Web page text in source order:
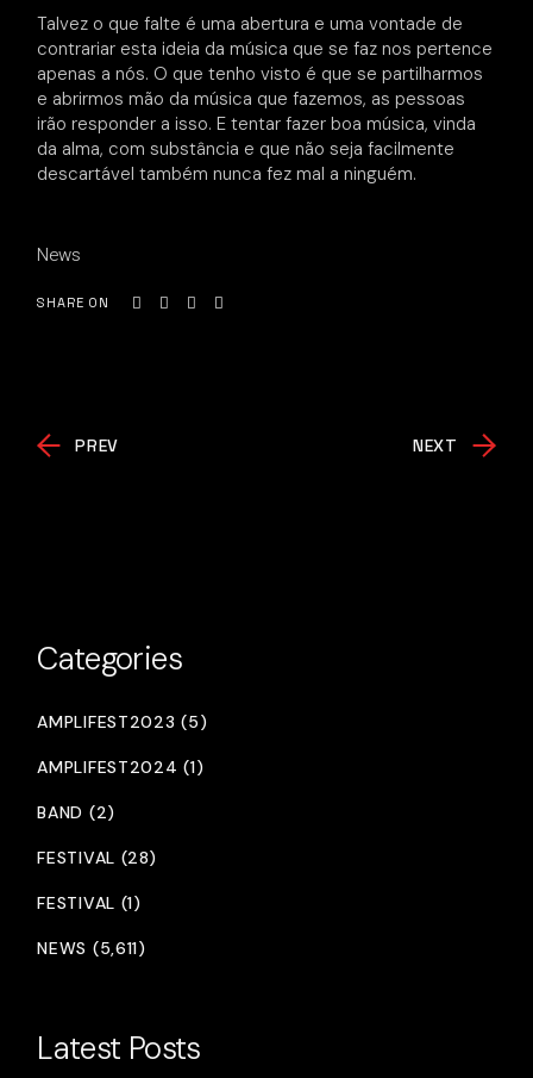
Talvez o que falte é uma abertura e uma vontade de
contrariar esta ideia da música que se faz nos pertence
apenas a nós. O que tenho visto é que se partilharmos
e abrirmos mão da música que fazemos, as pessoas
irão responder a isso. E tentar fazer boa música, vinda
da alma, com substância e que não seja facilmente
descartável também nunca fez mal a ninguém.
News
SHARE ON
PREV NEXT
Categories
AMPLIFEST2023 (5)
AMPLIFEST2024 (1)
BAND (2)
FESTIVAL (28)
FESTIVAL (1)
NEWS (5,611)
Latest Posts